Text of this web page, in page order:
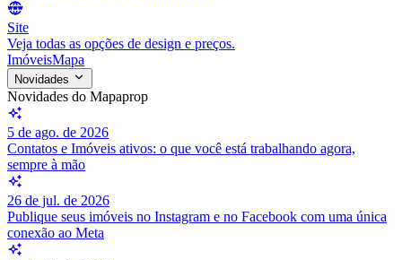
Site
Veja todas as opções de design e preços.
ImóveisMapa
Novidades
Novidades do Mapaprop
5 de ago. de 2026
Contatos e Imóveis ativos: o que você está trabalhando agora,
sempre à mão
26 de jul. de 2026
Publique seus imóveis no Instagram e no Facebook com uma única
conexão ao Meta